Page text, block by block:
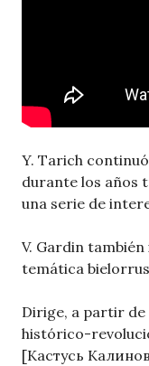
Y. Tarich
durante los años
una serie de
V. Gardin
temática
Dirige, a partir
histórico-
[Кастусь